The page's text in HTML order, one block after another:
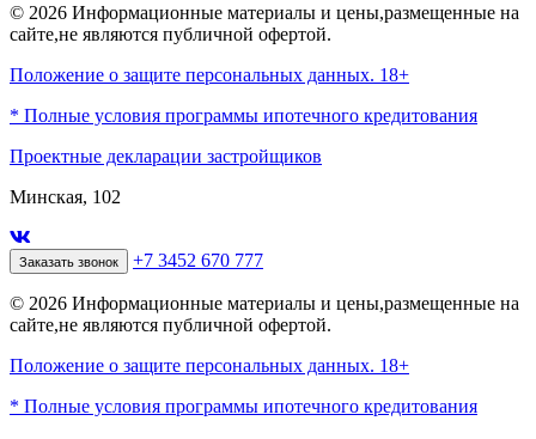
© 2026 Информационные материалы и цены,размещенные на
сайте,не являются публичной офертой.
Положение о защите персональных данных. 18+
* Полные условия программы ипотечного кредитования
Проектные декларации застройщиков
Минская, 102
Заказать звонок +7 3452 670 777
© 2026 Информационные материалы и цены,размещенные на
сайте,не являются публичной офертой.
Положение о защите персональных данных. 18+
* Полные условия программы ипотечного кредитования